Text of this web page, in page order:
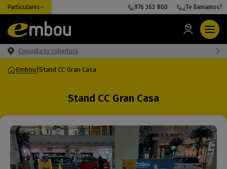
Particulares
Consulta tu cobertura
976 363 800 ¿Te llamamos?
Embou Stand CC Gran Casa
Stand CC Gran Casa